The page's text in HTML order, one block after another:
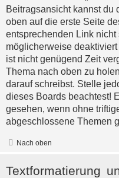
Beitragsansicht kannst du
oben auf die erste Seite
entsprechenden Link
möglicherweise
ist nicht genügend Zeit
Thema nach oben zu
darauf schreibst. Stelle
dieses Boards beachtest!
gesehen, wenn ohne
abgeschlossene Themen
Nach oben
Textformatierung